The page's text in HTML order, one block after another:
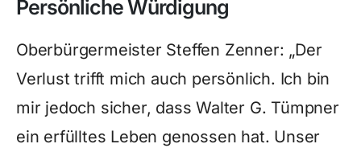
Persönliche Würdigung
Oberbürgermeister Steffen Zenner: „Der
Verlust trifft mich auch persönlich. Ich bin
mir jedoch sicher, dass Walter G. Tümpner
ein erfülltes Leben genossen hat. Unser